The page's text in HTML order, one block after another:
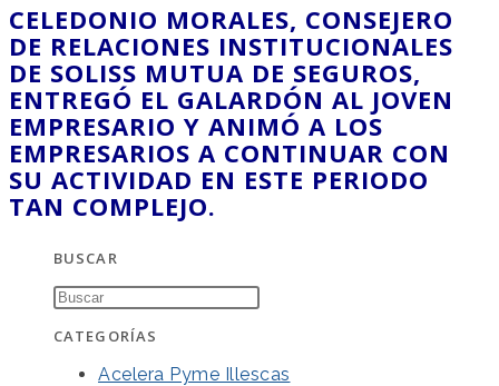
CELEDONIO MORALES, CONSEJERO
DE RELACIONES INSTITUCIONALES
DE SOLISS MUTUA DE SEGUROS,
ENTREGÓ EL GALARDÓN AL JOVEN
EMPRESARIO Y ANIMÓ A LOS
EMPRESARIOS A CONTINUAR CON
SU ACTIVIDAD EN ESTE PERIODO
TAN COMPLEJO.
BUSCAR
CATEGORÍAS
Acelera Pyme Illescas